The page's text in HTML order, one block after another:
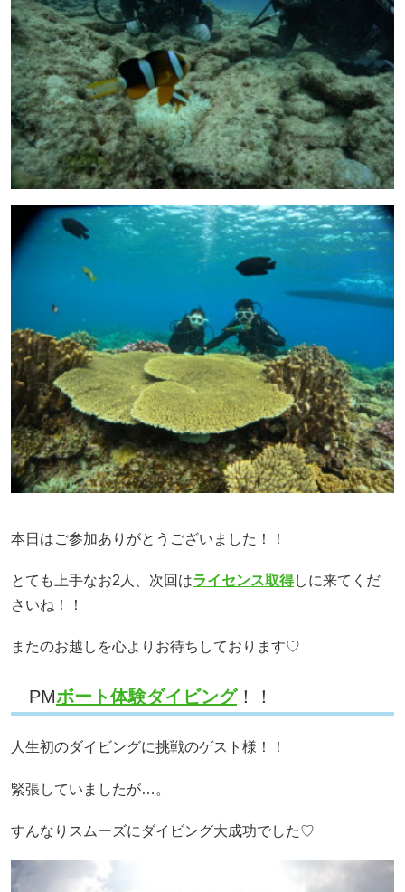
本日はご参加ありがとうございました！！
とても上手なお2人、次回はライセンス取得しに来てくだ
さいね！！
またのお越しを心よりお待ちしております♡
PMボート体験ダイビング！！
人生初のダイビングに挑戦のゲスト様！！
緊張していましたが…。
すんなりスムーズにダイビング大成功でした♡